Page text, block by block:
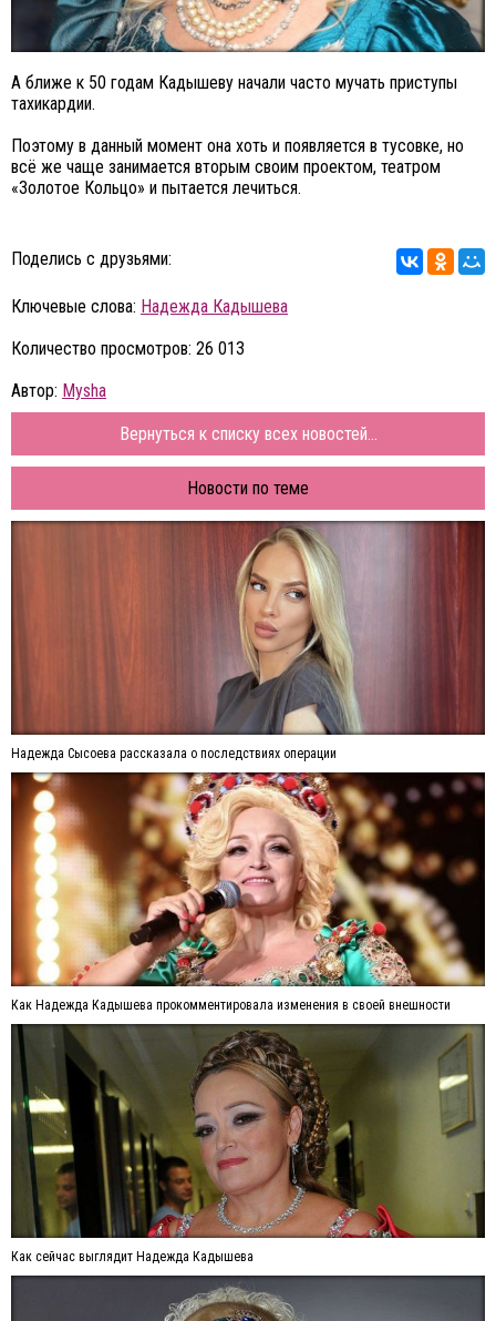
А ближе к 50 годам Кадышеву начали часто мучать приступы
тахикардии.
Поэтому в данный момент она хоть и появляется в тусовке, но
всё же чаще занимается вторым своим проектом, театром
«Золотое Кольцо» и пытается лечиться.
Поделись с друзьями:
Ключевые слова: Надежда Кадышева
Количество просмотров: 26 013
Автор: Mysha
Вернуться к списку всех новостей...
Новости по теме
Надежда Сысоева рассказала о последствиях операции
Как Надежда Кадышева прокомментировала изменения в своей внешности
Как сейчас выглядит Надежда Кадышева